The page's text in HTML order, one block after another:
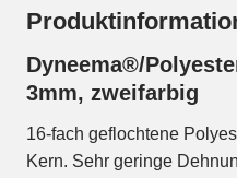
Dyneema®/
3mm, zweifarbig
16-fach geflochtene
Kern. Sehr geringe